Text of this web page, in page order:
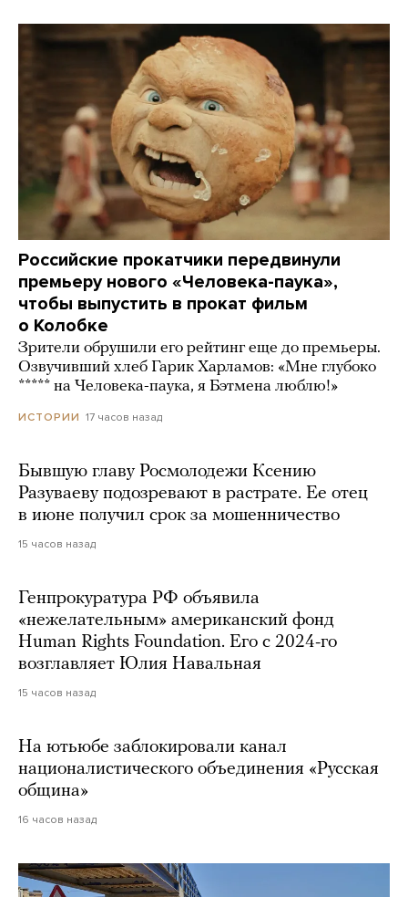
Российские прокатчики передвинули
премьеру нового «Человека-паука»,
чтобы выпустить в прокат фильм
о Колобке
Зрители обрушили его рейтинг еще до премьеры.
Озвучивший хлеб Гарик Харламов: «Мне глубоко
***** на Человека-паука, я Бэтмена люблю!»
ИСТОРИИ 17 часов назад
Бывшую главу Росмолодежи Ксению
Разуваеву подозревают в растрате. Ее отец
в июне получил срок за мошенничество
15 часов назад
Генпрокуратура РФ объявила
«нежелательным» американский фонд
Human Rights Foundation. Его с 2024-го
возглавляет Юлия Навальная
15 часов назад
На ютьюбе заблокировали канал
националистического объединения «Русская
община»
16 часов назад